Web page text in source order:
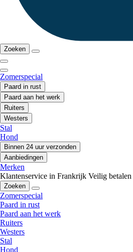
Zoeken
Zomerspecial
Paard in rust
Paard aan het werk
Ruiters
Westers
Stal
Hond
Binnen 24 uur verzonden
Aanbiedingen
Merken
Klantenservice in Frankrijk Veilig betalen
Zoeken
Zomerspecial
Paard in rust
Paard aan het werk
Ruiters
Westers
Stal
Hond